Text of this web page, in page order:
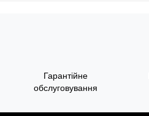
Гарантійне
обслуговування